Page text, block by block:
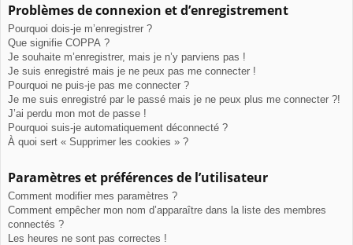
Problèmes de connexion et d’enregistrement
Pourquoi dois-je m’enregistrer ?
Que signifie COPPA ?
Je souhaite m’enregistrer, mais je n’y parviens pas !
Je suis enregistré mais je ne peux pas me connecter !
Pourquoi ne puis-je pas me connecter ?
Je me suis enregistré par le passé mais je ne peux plus me connecter ?!
J’ai perdu mon mot de passe !
Pourquoi suis-je automatiquement déconnecté ?
À quoi sert « Supprimer les cookies » ?
Paramètres et préférences de l’utilisateur
Comment modifier mes paramètres ?
Comment empêcher mon nom d’apparaître dans la liste des membres
connectés ?
Les heures ne sont pas correctes !